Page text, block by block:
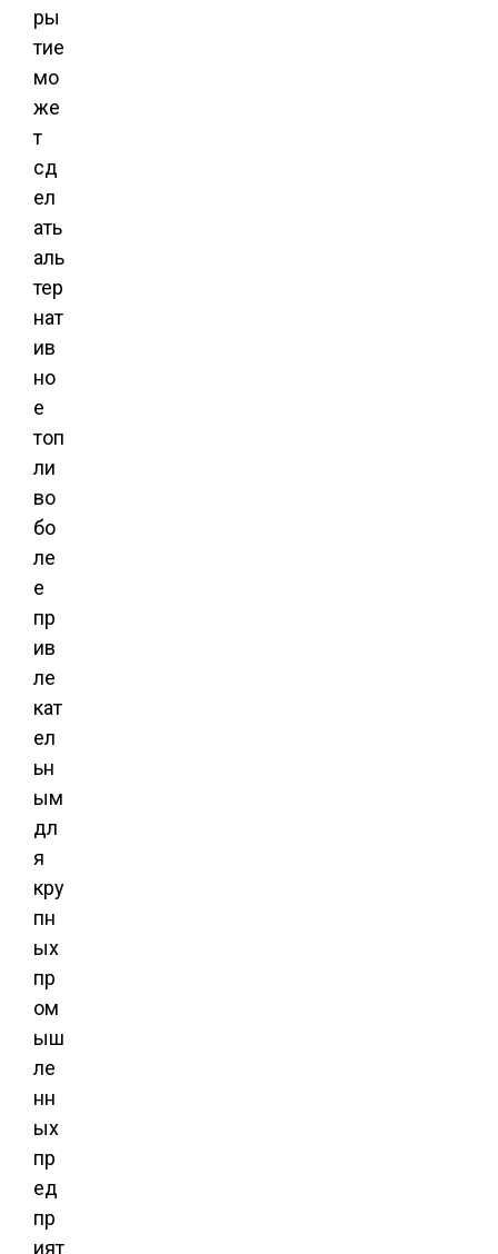
ры
тие
мо
же
т
сд
ел
ать
аль
тер
нат
ив
но
е
топ
ли
во
бо
ле
е
пр
ив
ле
кат
ел
ьн
ым
дл
я
кру
пн
ых
пр
ом
ыш
ле
нн
ых
пр
ед
пр
ият